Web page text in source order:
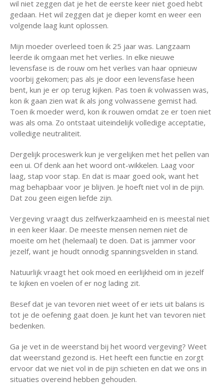
wil niet zeggen dat je het de eerste keer niet goed hebt
gedaan. Het wil zeggen dat je dieper komt en weer een
volgende laag kunt oplossen.
Mijn moeder overleed toen ik 25 jaar was. Langzaam
leerde ik omgaan met het verlies. In elke nieuwe
levensfase is de rouw om het verlies van haar opnieuw
voorbij gekomen; pas als je door een levensfase heen
bent, kun je er op terug kijken. Pas toen ik volwassen was,
kon ik gaan zien wat ik als jong volwassene gemist had.
Toen ik moeder werd, kon ik rouwen omdat ze er toen niet
was als oma. Zo ontstaat uiteindelijk volledige acceptatie,
volledige neutraliteit.
Dergelijk proceswerk kun je vergelijken met het pellen van
een ui. Of denk aan het woord ont-wikkelen. Laag voor
laag, stap voor stap. En dat is maar goed ook, want het
mag behapbaar voor je blijven. Je hoeft niet vol in de pijn.
Dat zou geen eigen liefde zijn.
Vergeving vraagt dus zelfwerkzaamheid en is meestal niet
in een keer klaar. De meeste mensen nemen niet de
moeite om het (helemaal) te doen. Dat is jammer voor
jezelf, want je houdt onnodig spanningsvelden in stand.
Natuurlijk vraagt het ook moed en eerlijkheid om in jezelf
te kijken en voelen of er nog lading zit.
Besef dat je van tevoren niet weet of er iets uit balans is
tot je de oefening gaat doen. Je kunt het van tevoren niet
bedenken.
Ga je vet in de weerstand bij het woord vergeving? Weet
dat weerstand gezond is. Het heeft een functie en zorgt
ervoor dat we niet vol in de pijn schieten en dat we ons in
situaties overeind hebben gehouden.